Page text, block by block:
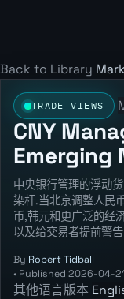
Back to Library
TRADE VIEWS
CNY
Emerging
中央银行管理的浮动
染杆.当北京调整人民
币,韩元和更广泛的经
以及给交易者提前警
By Robert Tidball
• Published 2026-04-
其他语言版本